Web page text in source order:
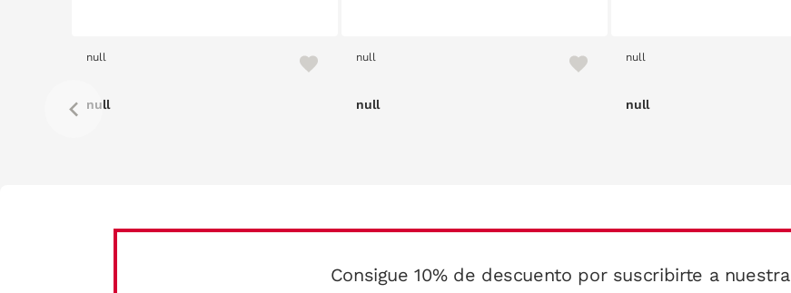
null
null
null
null
null
null
Consigue 10% de descuento por suscribirte a nuestra